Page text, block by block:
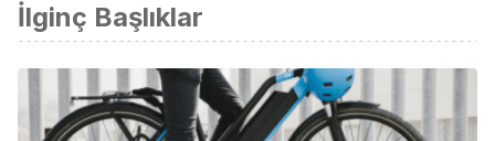
kabul edildi.
Global Entrepreneurship Monitor. 2019/2020 Global Report.
gemconsortium.org.
https://www.gemconsortium.org/file/open?fileId=50443
İlginç Başlıklar